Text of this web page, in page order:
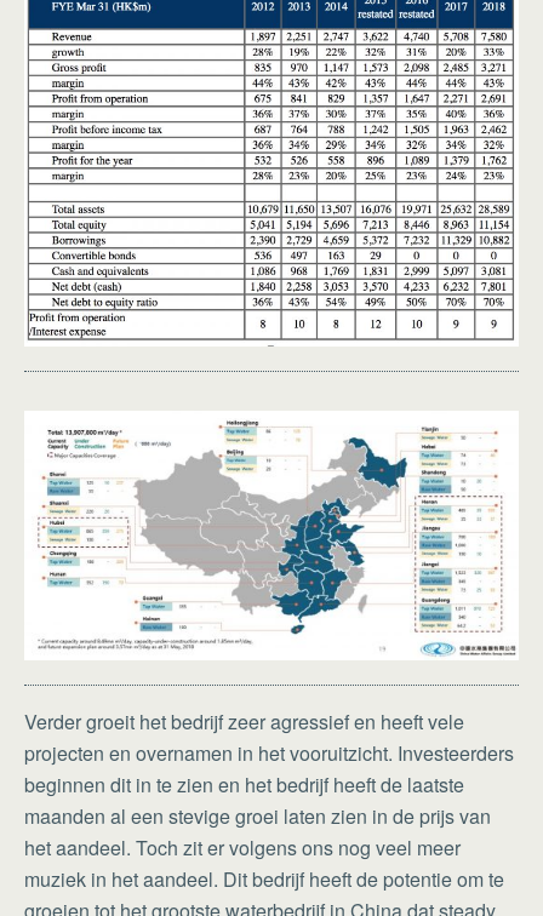
Verder groeit het bedrijf zeer agressief en heeft vele
projecten en overnamen in het vooruitzicht. Investeerders
beginnen dit in te zien en het bedrijf heeft de laatste
maanden al een stevige groei laten zien in de prijs van
het aandeel. Toch zit er volgens ons nog veel meer
muziek in het aandeel. Dit bedrijf heeft de potentie om te